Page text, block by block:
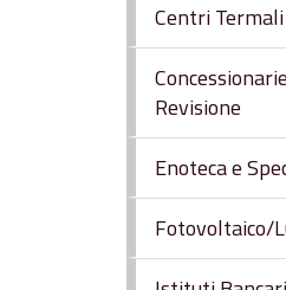
Centri
Revisione
Enoteca e
Fotovoltaico/